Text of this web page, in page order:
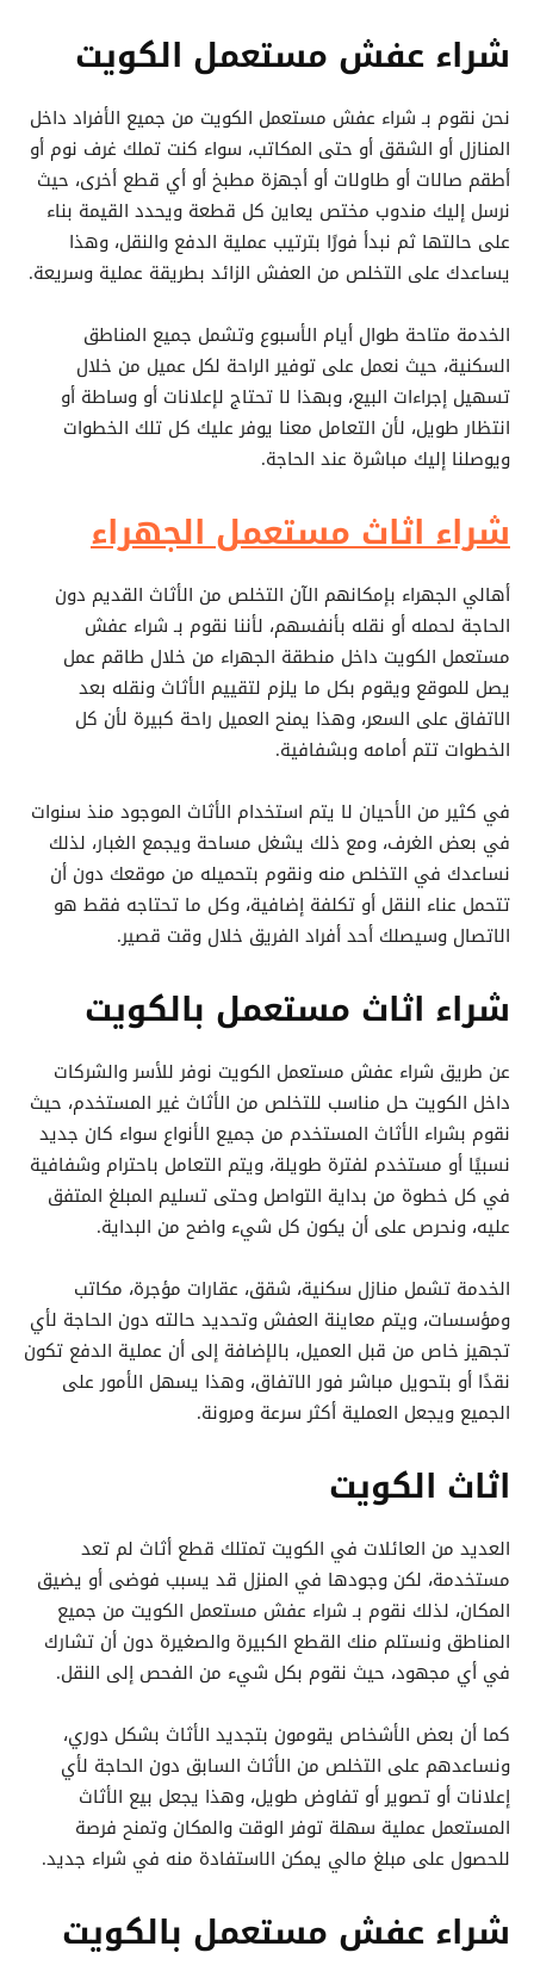
شراء عفش مستعمل الكويت
نحن نقوم بـ شراء عفش مستعمل الكويت من جميع الأفراد داخل
المنازل أو الشقق أو حتى المكاتب، سواء كنت تملك غرف نوم أو
أطقم صالات أو طاولات أو أجهزة مطبخ أو أي قطع أخرى، حيث
نرسل إليك مندوب مختص يعاين كل قطعة ويحدد القيمة بناء
على حالتها ثم نبدأ فورًا بترتيب عملية الدفع والنقل، وهذا
يساعدك على التخلص من العفش الزائد بطريقة عملية وسريعة.
الخدمة متاحة طوال أيام الأسبوع وتشمل جميع المناطق
السكنية، حيث نعمل على توفير الراحة لكل عميل من خلال
تسهيل إجراءات البيع، وبهذا لا تحتاج لإعلانات أو وساطة أو
انتظار طويل، لأن التعامل معنا يوفر عليك كل تلك الخطوات
ويوصلنا إليك مباشرة عند الحاجة.
شراء اثاث مستعمل الجهراء
أهالي الجهراء بإمكانهم الآن التخلص من الأثاث القديم دون
الحاجة لحمله أو نقله بأنفسهم، لأننا نقوم بـ شراء عفش
مستعمل الكويت داخل منطقة الجهراء من خلال طاقم عمل
يصل للموقع ويقوم بكل ما يلزم لتقييم الأثاث ونقله بعد
الاتفاق على السعر، وهذا يمنح العميل راحة كبيرة لأن كل
الخطوات تتم أمامه وبشفافية.
في كثير من الأحيان لا يتم استخدام الأثاث الموجود منذ سنوات
في بعض الغرف، ومع ذلك يشغل مساحة ويجمع الغبار، لذلك
نساعدك في التخلص منه ونقوم بتحميله من موقعك دون أن
تتحمل عناء النقل أو تكلفة إضافية، وكل ما تحتاجه فقط هو
الاتصال وسيصلك أحد أفراد الفريق خلال وقت قصير.
شراء اثاث مستعمل بالكويت
عن طريق شراء عفش مستعمل الكويت نوفر للأسر والشركات
داخل الكويت حل مناسب للتخلص من الأثاث غير المستخدم، حيث
نقوم بشراء الأثاث المستخدم من جميع الأنواع سواء كان جديد
نسبيًا أو مستخدم لفترة طويلة، ويتم التعامل باحترام وشفافية
في كل خطوة من بداية التواصل وحتى تسليم المبلغ المتفق
عليه، ونحرص على أن يكون كل شيء واضح من البداية.
الخدمة تشمل منازل سكنية، شقق، عقارات مؤجرة، مكاتب
ومؤسسات، ويتم معاينة العفش وتحديد حالته دون الحاجة لأي
تجهيز خاص من قبل العميل، بالإضافة إلى أن عملية الدفع تكون
نقدًا أو بتحويل مباشر فور الاتفاق، وهذا يسهل الأمور على
الجميع ويجعل العملية أكثر سرعة ومرونة.
اثاث الكويت
العديد من العائلات في الكويت تمتلك قطع أثاث لم تعد
مستخدمة، لكن وجودها في المنزل قد يسبب فوضى أو يضيق
المكان، لذلك نقوم بـ شراء عفش مستعمل الكويت من جميع
المناطق ونستلم منك القطع الكبيرة والصغيرة دون أن تشارك
في أي مجهود، حيث نقوم بكل شيء من الفحص إلى النقل.
كما أن بعض الأشخاص يقومون بتجديد الأثاث بشكل دوري،
ونساعدهم على التخلص من الأثاث السابق دون الحاجة لأي
إعلانات أو تصوير أو تفاوض طويل، وهذا يجعل بيع الأثاث
المستعمل عملية سهلة توفر الوقت والمكان وتمنح فرصة
للحصول على مبلغ مالي يمكن الاستفادة منه في شراء جديد.
شراء عفش مستعمل بالكويت